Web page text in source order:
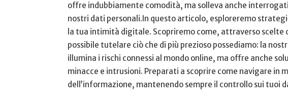
offre indubbiamente comodità, ma solleva ‌anche
nostri dati ⁢personali.In questo articolo, ⁤esploreremo
la tua intimità digitale. Scopriremo come, attraverso scelte
possibile tutelare​ ciò che di più prezioso possediamo: ⁤la⁣
illumina i rischi​ connessi al mondo online, ma offre anche
minacce e⁤ intrusioni. Preparati a scoprire come navigare ‍in
dell’informazione, mantenendo sempre il controllo sui tuoi